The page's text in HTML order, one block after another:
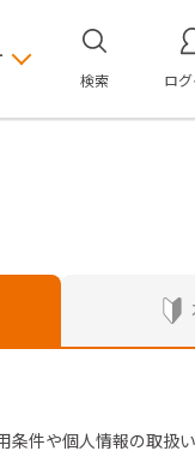
検索 ロ
条件や個人情報の取扱い